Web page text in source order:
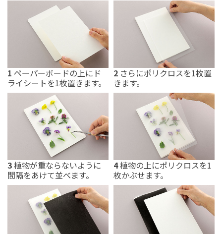
1 ペーパーボードの上にド
ライシートを1枚置きます。
2 さらにポリクロスを1枚置
きます。
3植物が重ならないように
間隔をあけて並べます。
4植物の上にポリクロスを1
枚かぶせます。